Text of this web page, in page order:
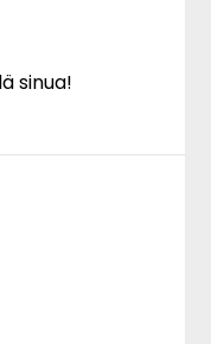
sinua!